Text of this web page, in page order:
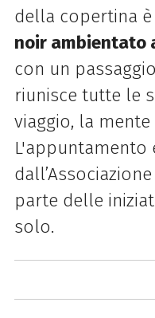
della copertina è
noir ambientato
con un
riunisce tutte le
viaggio, la
L'appuntamento
parte delle
solo.